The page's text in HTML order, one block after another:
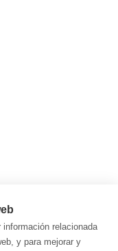
relacionada
y para mejorar y